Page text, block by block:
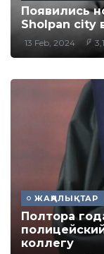
Появились
Sholpan city
13 Feb, 2024
ЖАҢАЛЫҚТАР
Полтора
коллегу